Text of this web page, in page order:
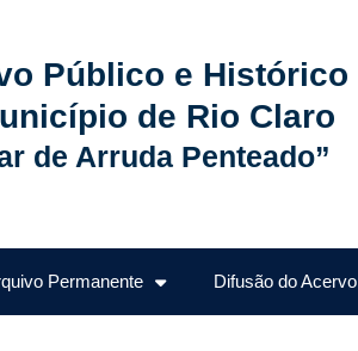
Público e Histórico
de Rio Claro
de Arruda Penteado”
Permanente Difusão do Acervo